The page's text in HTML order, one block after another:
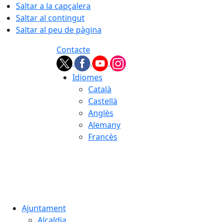
Saltar a la capçalera
Saltar al contingut
Saltar al peu de pàgina
Contacte
Idiomes
Català
Castellà
Anglès
Alemany
Francès
Ajuntament